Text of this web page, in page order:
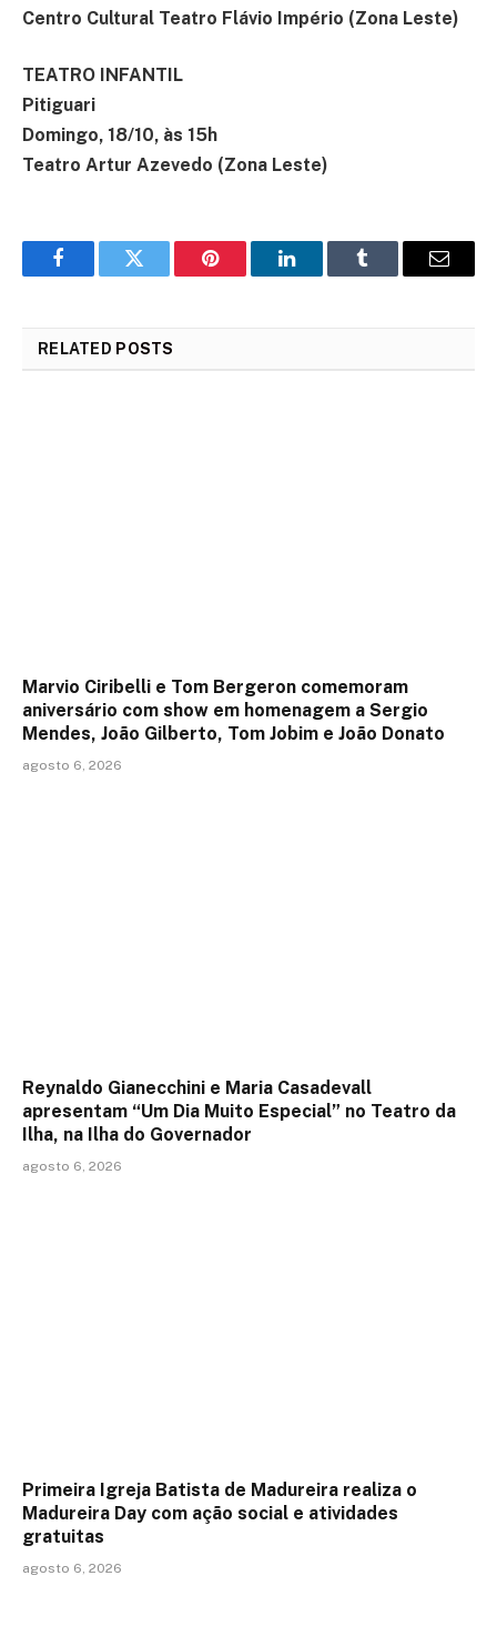
Centro Cultural Teatro Flávio Império (Zona Leste)
TEATRO INFANTIL
Pitiguari
Domingo, 18/10, às 15h
Teatro Artur Azevedo (Zona Leste)
FacebookTwitter Pinterest LinkedInTumblr Email
RELATED POSTS
Marvio Ciribelli e Tom Bergeron comemoram
aniversário com show em homenagem a Sergio
Mendes, João Gilberto, Tom Jobim e João Donato
agosto 6, 2026
Reynaldo Gianecchini e Maria Casadevall
apresentam “Um Dia Muito Especial” no Teatro da
Ilha, na Ilha do Governador
agosto 6, 2026
Primeira Igreja Batista de Madureira realiza o
Madureira Day com ação social e atividades
gratuitas
agosto 6, 2026